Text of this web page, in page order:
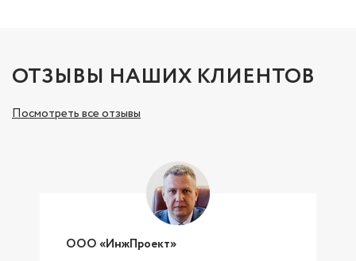
ОТЗЫВЫ НАШИХ КЛИЕНТОВ
Посмотреть все отзывы
ООО «ИнжПроект»